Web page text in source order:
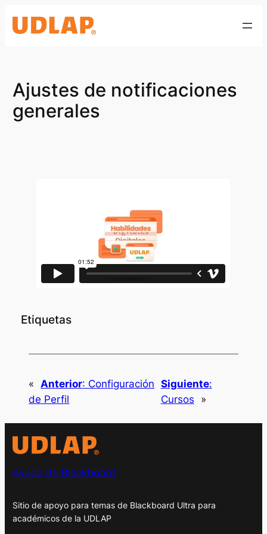
Ajustes de notificaciones
generales
Etiquetas
« Anterior: Configuración
de Perfil
Siguiente:
Cursos
»
Ayuda de Blackboard
Sitio de apoyo para temas de Blackboard Ultra para
académicos de la UDLAP